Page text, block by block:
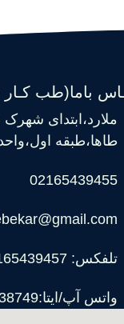
باما(طب
ملارد،ابتدای
طاها،طبقه
02165439455
تلفکس: 02165439457
واتس آپ/ایتا:09908938749